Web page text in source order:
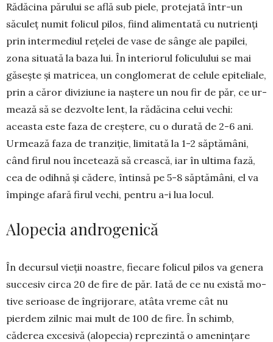
Rădăcina părului se află sub piele, protejată într-un
săculeț numit folicul pilos, fiind ali­men­tată cu nutrienți
prin intermediul rețelei de vase de sân­ge ale pa­pilei,
zona situată la baza lui. În interiorul folicu­lului se mai
găsește și matricea, un conglomerat de celule epiteliale,
prin a căror diviziune ia naștere un nou fir de păr, ce ur­
mează să se dezvolte lent, la rădăcina celui vechi:
aceasta este faza de creș­tere, cu o durată de 2-6 ani.
Urmează faza de tranziție, limitată la 1-2 săp­tămâni,
când firul nou încetează să crească, iar în ultima fază,
cea de odih­nă și cădere, întinsă pe 5-8 săp­tămâni, el va
împinge afară firul vechi, pentru a-i lua locul.
Alopecia androgenică
În decursul vieții noastre, fiecare folicul pilos va genera
succesiv circa 20 de fire de păr. Iată de ce nu există mo­
tive serioase de îngrijorare, atâta vreme cât nu
pierdem zilnic mai mult de 100 de fire. În schimb,
căderea excesivă (alo­pecia) reprezintă o amenin­țare